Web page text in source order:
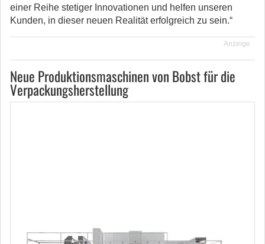
einer Reihe stetiger Innovationen und helfen unseren
Kunden, in dieser neuen Realität erfolgreich zu sein.“
Anzeige
Neue Produktionsmaschinen von Bobst für die
Verpackungsherstellung